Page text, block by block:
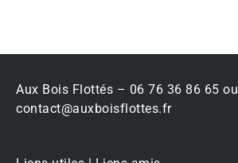
Aux Bois Flottés – 06 76 36 86 65 ou
contact@auxboisflottes.fr